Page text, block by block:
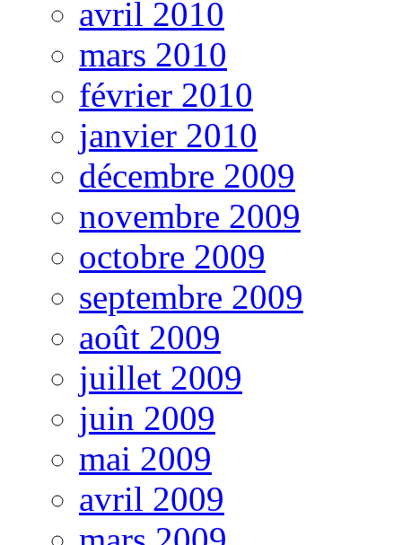
avril 2010
mars 2010
février 2010
janvier 2010
décembre 2009
novembre 2009
octobre 2009
septembre 2009
août 2009
juillet 2009
juin 2009
mai 2009
avril 2009